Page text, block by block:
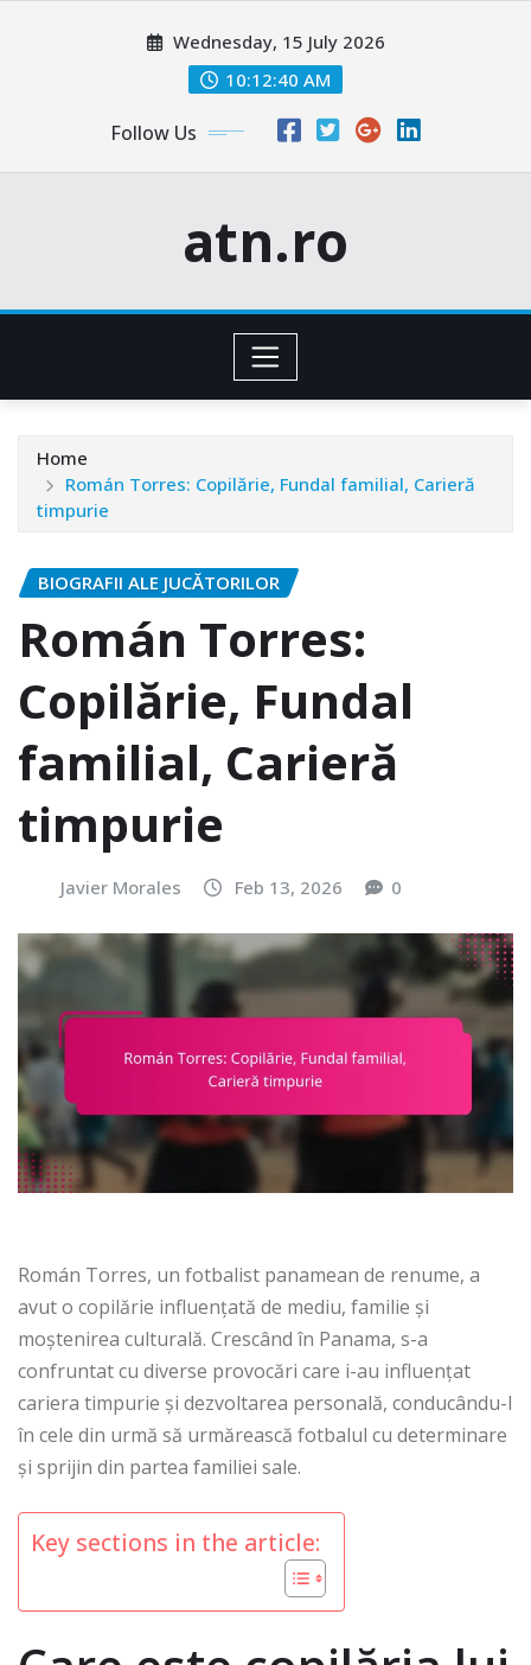
Wednesday, 15 July 2026
10:12:42 AM
Follow Us
atn.ro
Home
Román Torres: Copilărie, Fundal familial, Carieră
timpurie
BIOGRAFII ALE JUCĂTORILOR
Román Torres:
Copilărie, Fundal
familial, Carieră
timpurie
Javier Morales Feb 13, 2026 0
Román Torres, un fotbalist panamean de renume, a
avut o copilărie influențată de mediu, familie și
moștenirea culturală. Crescând în Panama, s-a
confruntat cu diverse provocări care i-au influențat
cariera timpurie și dezvoltarea personală, conducându-l
în cele din urmă să urmărească fotbalul cu determinare
și sprijin din partea familiei sale.
Key sections in the article: